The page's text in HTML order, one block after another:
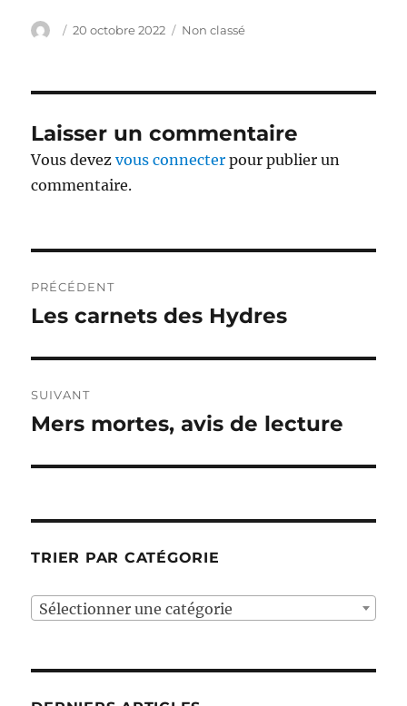
Auteur
Publié
20 octobre 2022 Catégories
Non classé
Laisser un commentaire
Vous devezvous connecter pour publier un
commentaire.
de
PRÉCÉDENT
Publication
Les carnets des Hydres
SUIVANT
Publication
Mers mortes, avis de lecture
TRIER PAR CATÉGORIE
Sélectionner une catégorie